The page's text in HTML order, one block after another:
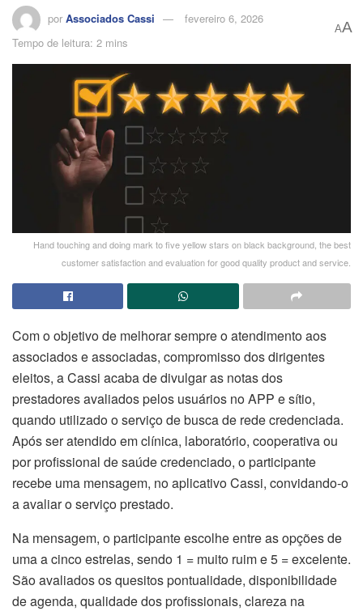
por Associados Cassi
fevereiro 6, 2026
Tempo de leitura: 2 mins
AA
Hand touching and doing mark to five yellow stars on black background, the best
customer satisfaction and evaluation for good quality product and service.
Com o objetivo de melhorar sempre o atendimento aos
associados e associadas, compromisso dos dirigentes
eleitos, a Cassi acaba de divulgar as notas dos
prestadores avaliados pelos usuários no APP e sítio,
quando utilizado o serviço de busca de rede credenciada.
Após ser atendido em clínica, laboratório, cooperativa ou
por profissional de saúde credenciado, o participante
recebe uma mensagem, no aplicativo Cassi, convidando-o
a avaliar o serviço prestado.
Na mensagem, o participante escolhe entre as opções de
uma a cinco estrelas, sendo 1 = muito ruim e 5 = excelente.
São avaliados os quesitos pontualidade, disponibilidade
de agenda, qualidade dos profissionais, clareza na